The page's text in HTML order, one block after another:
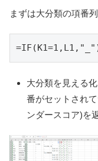
まずは大分類の項番
大分類を見える
番がセットされ
ンダースコア)を